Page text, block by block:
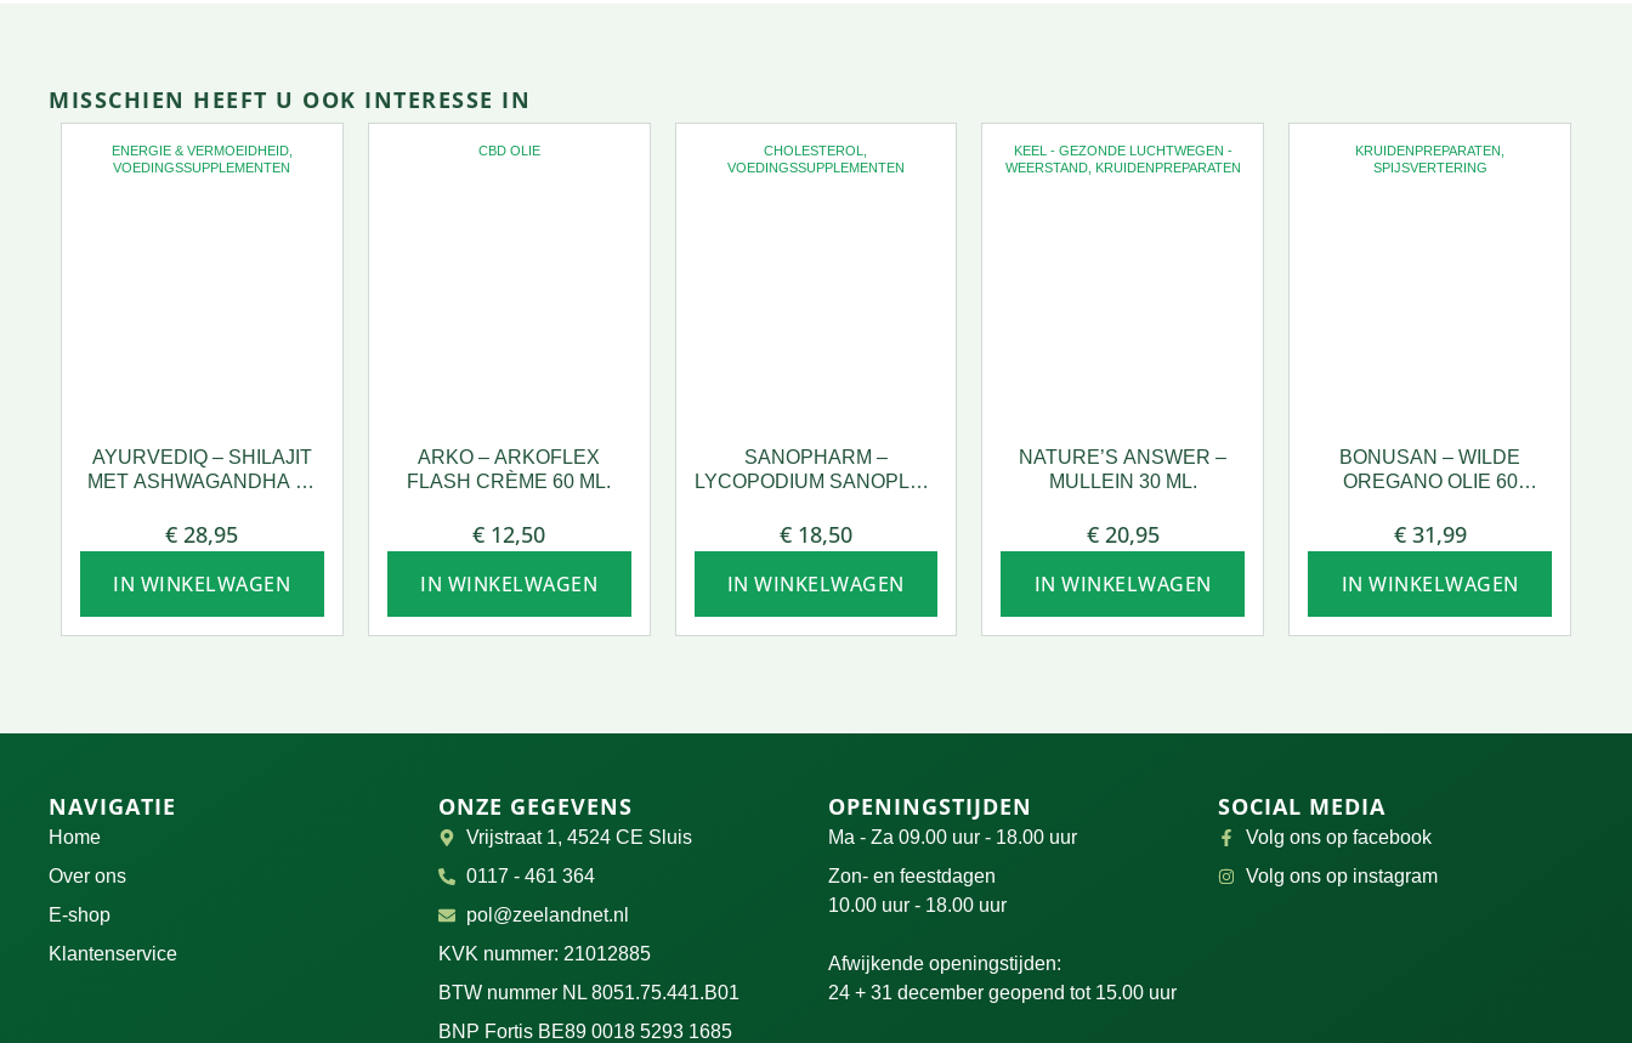
MISSCHIEN HEEFT U OOK INTERESSE IN
ENERGIE & VERMOEIDHEID,
VOEDINGSSUPPLEMENTEN
AYURVEDIQ – SHILAJIT
MET ASHWAGANDHA 60
€ 28,95
IN WINKELWAGEN
CBD OLIE
ARKO – ARKOFLEX
FLASH CRÈME 60 ML.
€ 12,50
IN WINKELWAGEN
CHOLESTEROL
VOEDINGSSUPPLEMENTEN
SANOPHARM –
LYCOPODIUM SANOPLEX
€18,50
IN WINKELWAGEN
KEEL - GEZONDE LUCHTWEGEN -
WEERSTAND, KRUIDENPREPARATEN
NATURE’S ANSWER –
MULLEIN 30 ML.
€20,95
IN WINKELWAGEN
KRUIDENPREPARATEN
SPIJSVERTERING
BONUSAN – WILDE
OREGANO OLIE 60
€31,99
IN WINKELWAGEN
NAVIGATIE
Home
Over ons
E-shop
Klantenservice
ONZE GEGEVENS
Vrijstraat 1, 4524 CE Sluis
0117 - 461 364
pol@zeelandnet.nl
KVK nummer: 21012885
BTW nummer NL 8051.75.441.B01
BNP Fortis BE89 0018 5293 1685
OPENINGSTIJDEN
Ma - Za 09.00 uur - 18.00 uur
Zon- en feestdagen
10.00 uur - 18.00 uur
Afwijkende openingstijden:
24 + 31 december geopend tot 15.00 uur
SOCIAL MEDIA
Volg ons op facebook
Volg ons op instagram